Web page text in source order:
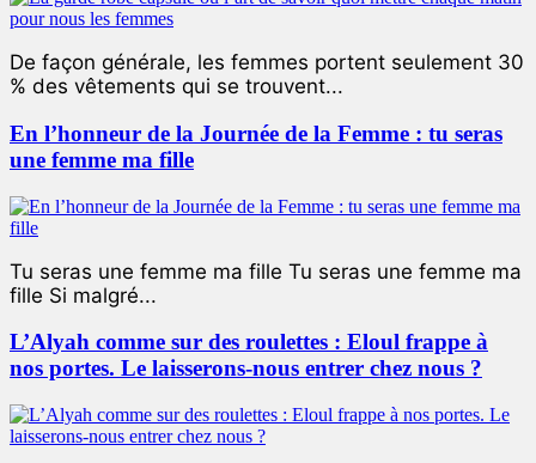
De façon générale, les femmes portent seulement 30
% des vêtements qui se trouvent...
En l’honneur de la Journée de la Femme : tu seras
une femme ma fille
Tu seras une femme ma fille Tu seras une femme ma
fille Si malgré...
L’Alyah comme sur des roulettes : Eloul frappe à
nos portes. Le laisserons-nous entrer chez nous ?